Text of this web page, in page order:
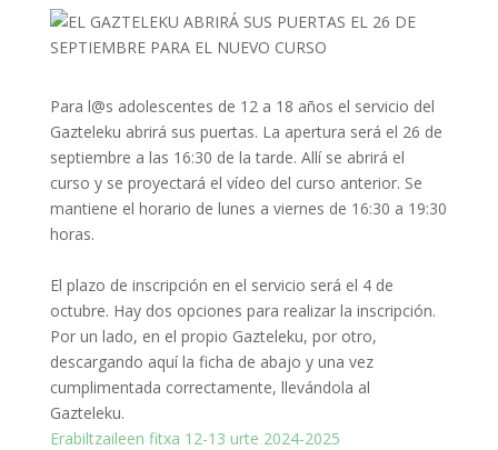
Para l@s adolescentes de 12 a 18 años el servicio del
Gazteleku abrirá sus puertas. La apertura será el 26 de
septiembre a las 16:30 de la tarde. Allí se abrirá el
curso y se proyectará el vídeo del curso anterior. Se
mantiene el horario de lunes a viernes de 16:30 a 19:30
horas.
El plazo de inscripción en el servicio será el 4 de
octubre. Hay dos opciones para realizar la inscripción.
Por un lado, en el propio Gazteleku, por otro,
descargando aquí la ficha de abajo y una vez
cumplimentada correctamente, llevándola al
Gazteleku.
Erabiltzaileen fitxa 12-13 urte 2024-2025